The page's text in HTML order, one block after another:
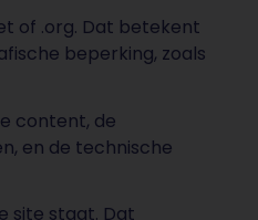
of .org. Dat betekent
beperking, zoals
content, de
en de technische
site staat. Dat